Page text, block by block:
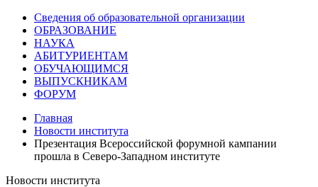
Сведения об образовательной организации
ОБРАЗОВАНИЕ
НАУКА
АБИТУРИЕНТАМ
ОБУЧАЮЩИМСЯ
ВЫПУСКНИКАМ
ФОРУМ
Главная
Новости института
Презентация Всероссийской форумной кампании
прошла в Северо-Западном институте
Новости института